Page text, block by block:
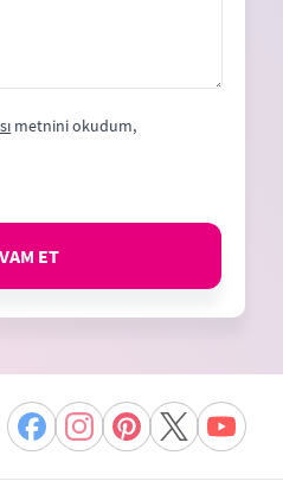
metnini okudum,
ET